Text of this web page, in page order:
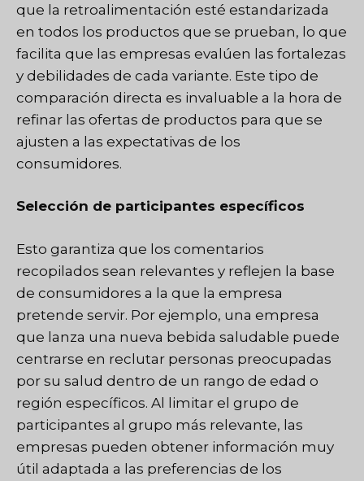
que la retroalimentación esté estandarizada
en todos los productos que se prueban, lo que
facilita que las empresas evalúen las fortalezas
y debilidades de cada variante. Este tipo de
comparación directa es invaluable a la hora de
refinar las ofertas de productos para que se
ajusten a las expectativas de los
consumidores.
Selección de participantes específicos
Esto garantiza que los comentarios
recopilados sean relevantes y reflejen la base
de consumidores a la que la empresa
pretende servir. Por ejemplo, una empresa
que lanza una nueva bebida saludable puede
centrarse en reclutar personas preocupadas
por su salud dentro de un rango de edad o
región específicos. Al limitar el grupo de
participantes al grupo más relevante, las
empresas pueden obtener información muy
útil adaptada a las preferencias de los